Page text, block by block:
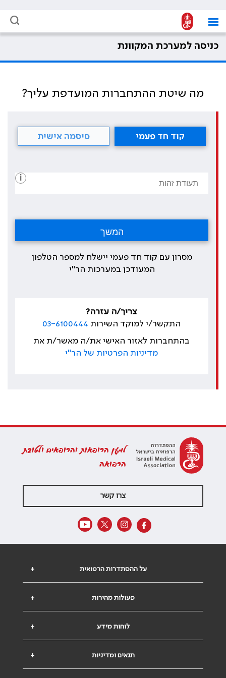
כניסה למערכת המקוונת
מה שיטת ההתחברות המועדפת עליך?
קוד חד פעמי סיסמה אישית
i
מסרון עם קוד חד פעמי יישלח למספר הטלפון
המעודכן במערכות הר"י
צריך/ה עזרה?
התקשר/י למוקד השירות 03-6100444
בהתחברות לאזור האישי את/ה מאשר/ת את
מדיניות הפרטיות של הר"י
למען הרופאות והרופאים ולטובת
הרפואה
צרו קשר
+ על ההסתדרות הרפואית
+ פעולות מהירות
+ לוחות מידע
+ תנאים ומדיניות